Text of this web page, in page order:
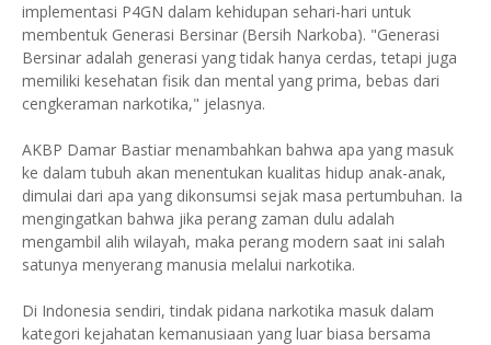
implementasi P4GN dalam kehidupan sehari-hari untuk
membentuk Generasi Bersinar (Bersih Narkoba). "Generasi
Bersinar adalah generasi yang tidak hanya cerdas, tetapi juga
memiliki kesehatan fisik dan mental yang prima, bebas dari
cengkeraman narkotika," jelasnya.
AKBP Damar Bastiar menambahkan bahwa apa yang masuk
ke dalam tubuh akan menentukan kualitas hidup anak-anak,
dimulai dari apa yang dikonsumsi sejak masa pertumbuhan. Ia
mengingatkan bahwa jika perang zaman dulu adalah
mengambil alih wilayah, maka perang modern saat ini salah
satunya menyerang manusia melalui narkotika.
Di Indonesia sendiri, tindak pidana narkotika masuk dalam
kategori kejahatan kemanusiaan yang luar biasa bersama